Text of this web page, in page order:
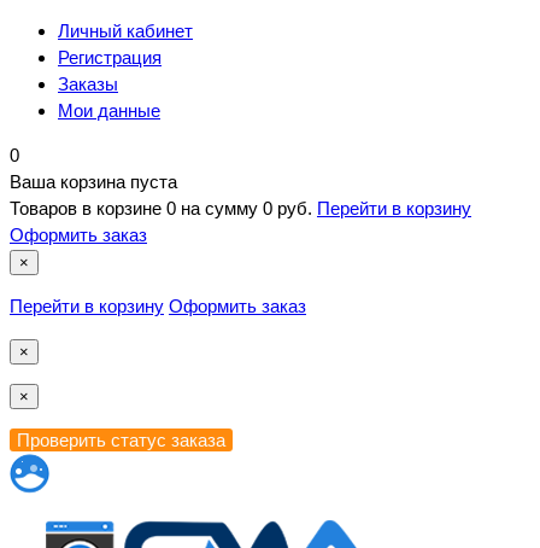
Личный кабинет
Регистрация
Заказы
Мои данные
0
Ваша корзина пуста
Товаров в корзине 0 на сумму 0 руб. Перейти в корзину
Оформить заказ
×
Перейти в корзину Оформить заказ
×
×